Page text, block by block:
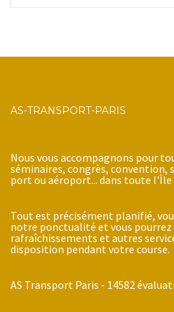
AS-TRANSPORT-PARIS
Nous vous accompagnons pour
séminaires, congrès, convention,
port ou aéroport... dans toute l'Île
Tout est précisément planifié,
notre ponctualité et vous
rafraîchissements et autres
disposition pendant votre course.
AS Transport Paris - 14582